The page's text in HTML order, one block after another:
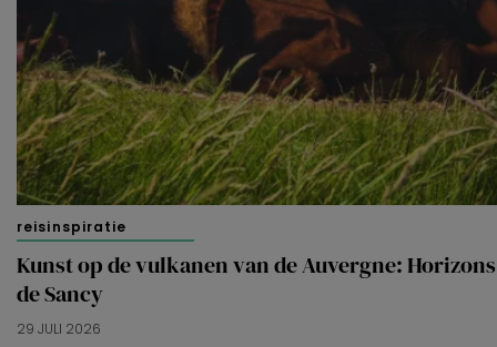
reisinspiratie
Kunst op de vulkanen van de Auvergne: Horizons
de Sancy
29 JULI 2026